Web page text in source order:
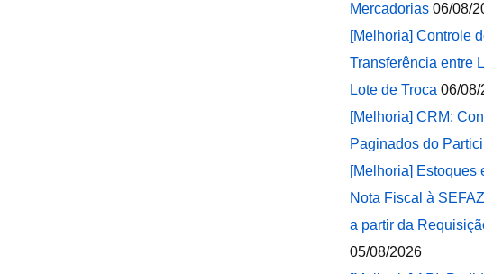
Mercadorias 06/08/
[Melhoria] Controle
Transferência entre
Lote de Troca 06/08/
[Melhoria] CRM:
Paginados do
[Melhoria] Estoques
Nota Fiscal à
a partir da
05/08/2026